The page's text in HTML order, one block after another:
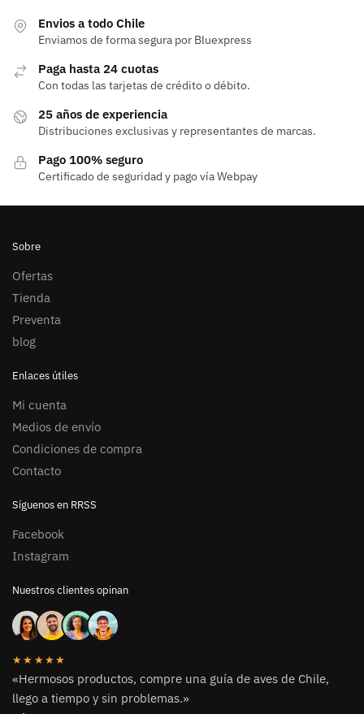
Envios a todo Chile
Enviamos de forma segura por Bluexpress
Paga hasta 24 cuotas
Con todas las tarjetas de crédito o débito.
25 años de experiencia
Distribuciones exclusivas y representantes de marcas.
Pago 100% seguro
Certificado de seguridad y pago vía Webpay
Sobre
Ofertas
Tienda
Preventa
blog
Enlaces útiles
Mi cuenta
Medios de envío
Condiciones de compra
Contacto
Síguenos en RRSS
Facebook
Instagram
Nuestros clientes opinan
★★★★★
«Hermosos productos, compre una guía de aves de Chile,
llego a tiempo y sin problemas.»